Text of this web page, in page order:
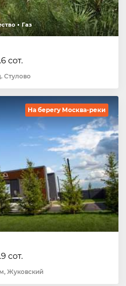
Газ
сот.
Стулово
На берегу Москва-реки
сот.
Жуковский